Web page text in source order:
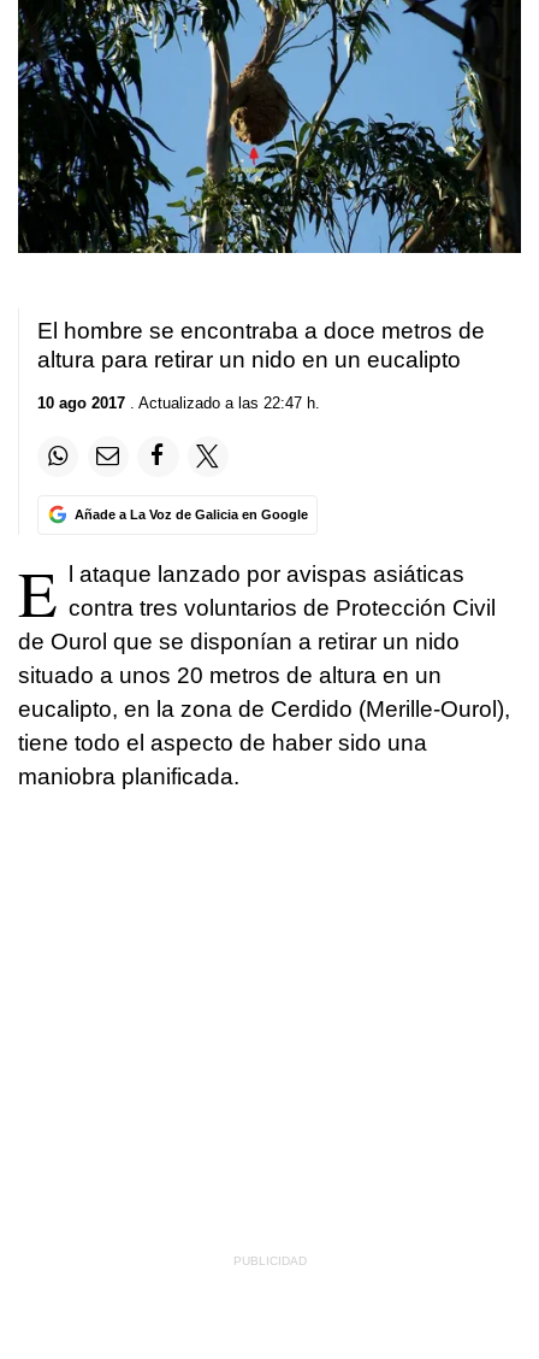
El hombre se encontraba a doce metros de
altura para retirar un nido en un eucalipto
10 ago 2017 . Actualizado a las 22:47 h.
Añade a La Voz de Galicia en Google
E l ataque lanzado por avispas asiáticas
contra tres voluntarios de Protección Civil
de Ourol que se disponían a retirar un nido
situado a unos 20 metros de altura en un
eucalipto, en la zona de Cerdido (Merille-Ourol),
tiene todo el aspecto de haber sido una
maniobra planificada.